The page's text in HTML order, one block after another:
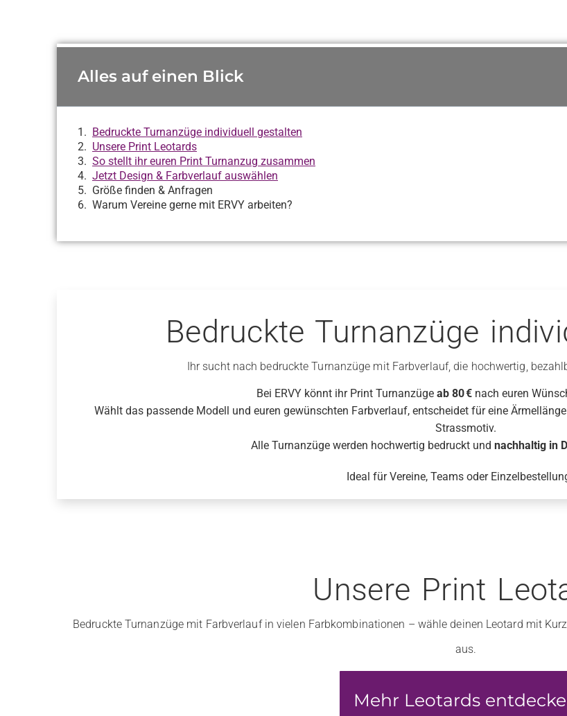
Alles auf einen Blick
Bedruckte Turnanzüge individuell gestalten
Unsere Print Leotards
So stellt ihr euren Print Turnanzug zusammen
Jetzt Design & Farbverlauf auswählen
Größe finden & Anfragen
Warum Vereine gerne mit ERVY arbeiten?
Bedruckte Turnanzüge
Ihr sucht nach bedruckte Turnanzüge mit Farbverlauf, die hochwertig,
Bei ERVY könnt ihr Print Turnanzüge ab 80 € nach euren
Wählt das passende Modell und euren gewünschten Farbverlauf, entscheidet für eine
Strassmotiv.
Alle Turnanzüge werden hochwertig bedruckt und nachhaltig in
Ideal für Vereine, Teams oder
Unsere Print
Bedruckte Turnanzüge mit Farbverlauf in vielen Farbkombinationen – wähle deinen Leotard mit
aus.
Mehr Leotards